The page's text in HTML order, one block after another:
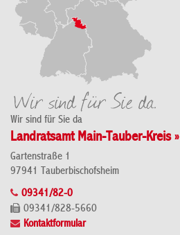
Wir sind für Sie da
Landratsamt Main-Tauber-Kreis »
Gartenstraße 1
97941 Tauberbischofsheim
09341/82-0
09341/828-5660
Kontaktformular